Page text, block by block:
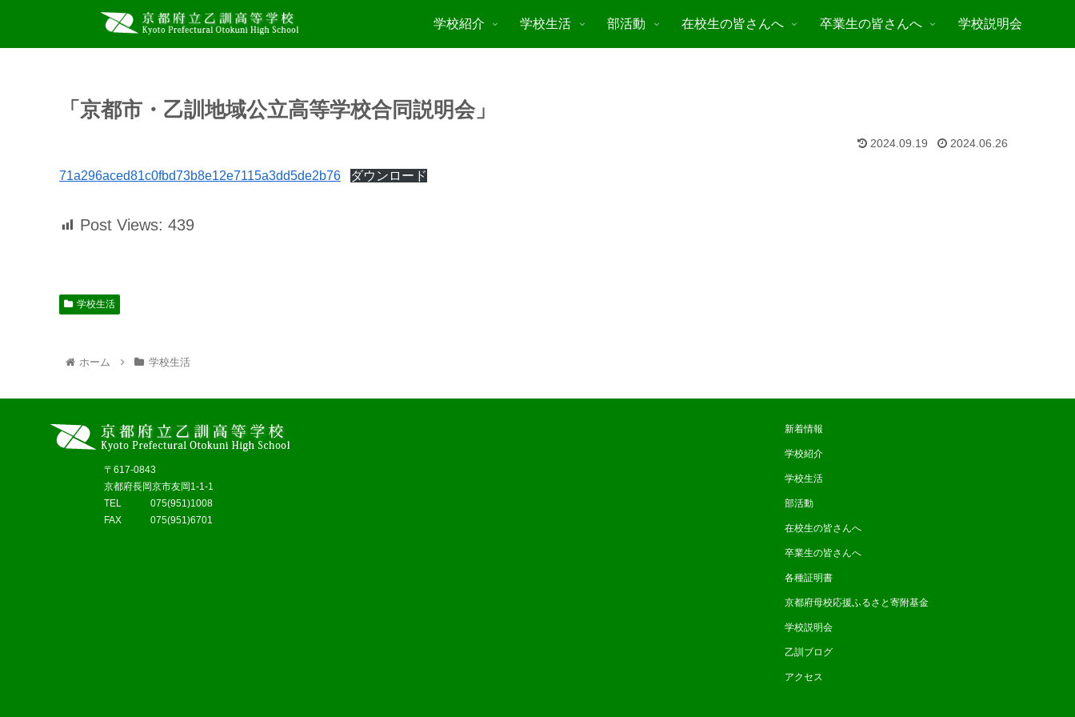
学校紹介 学校生活 部活動 在校生の皆さんへ 卒業生の皆さんへ 学校説明会
「京都市・乙訓地域公立高等学校合同説明会」
2024.09.19 2024.06.26
71a296aced81c0fbd73b8e12e7115a3dd5de2b76 ダウンロード
Post Views: 439
学校生活
ホーム 学校生活
〒617-0843
京都府長岡京市友岡1-1-1
TEL 075(951)1008
FAX 075(951)6701
新着情報
学校紹介
学校生活
部活動
在校生の皆さんへ
卒業生の皆さんへ
各種証明書
京都府母校応援ふるさと寄附基金
学校説明会
乙訓ブログ
アクセス